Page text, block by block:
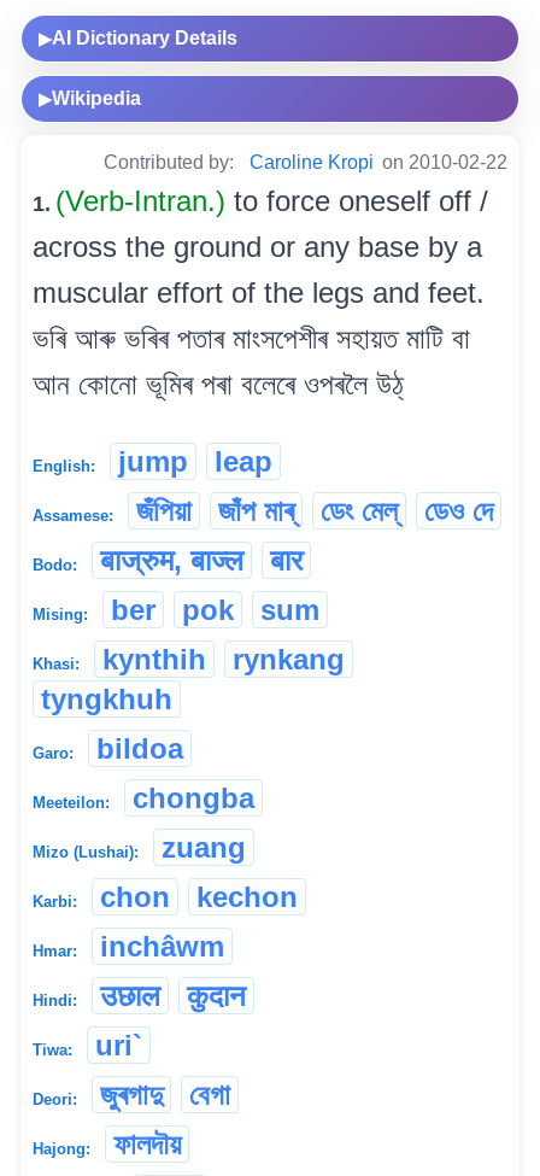
▶AI Dictionary Details
▶Wikipedia
Contributed by: Caroline Kropi on 2010-02-22
1. (Verb-Intran.) to force oneself off /
across the ground or any base by a
muscular effort of the legs and feet.
ভৰি আৰু ভৰিৰ পতাৰ মাংসপেশীৰ সহায়ত মাটি বা
আন কোনো ভূমিৰ পৰা বলেৰে ওপৰলৈ উঠ্
English: jump leap
Assamese: জঁপিয়া জাঁপ মাৰ্ ডেং মেল্ ডেও দে
Bodo: बाज्रुम, बाज्ल बार
Mising: ber pok sum
Khasi: kynthih
rynkang
tyngkhuh
Garo: bildoa
Meeteilon: chongba
Mizo (Lushai): zuang
Karbi: chon kechon
Hmar: inchâwm
Hindi: उछाल कुदान
Tiwa: uri`
Deori: জুৰগাদু বেগা
Hajong: ফালদৗয়